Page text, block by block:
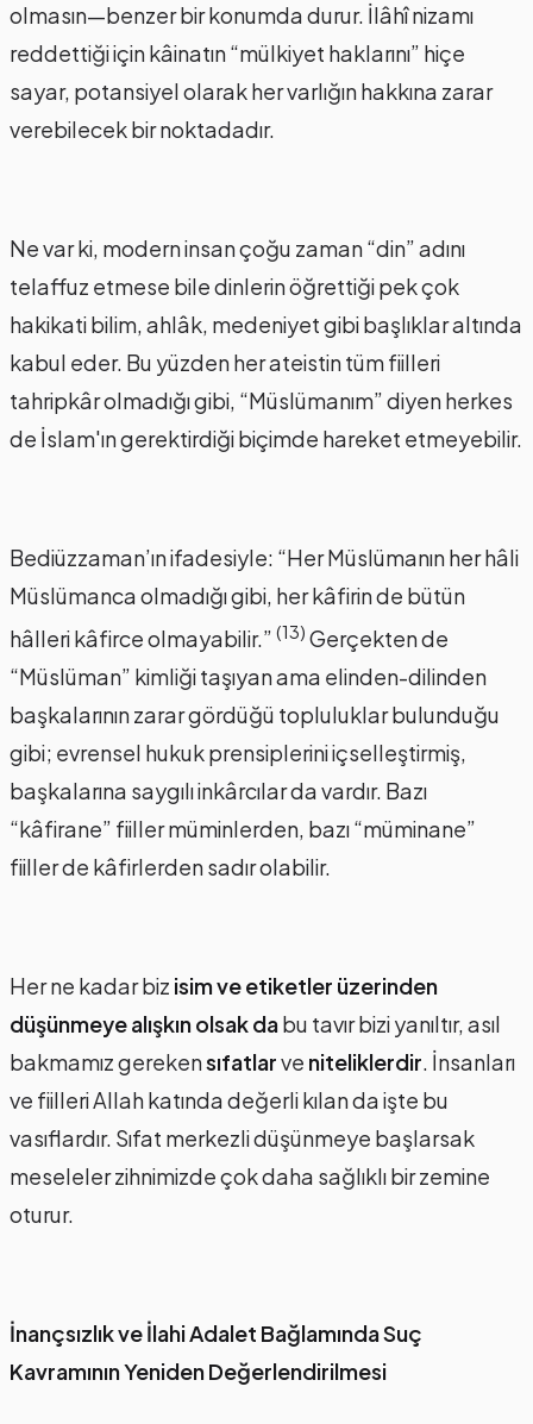
olmasın—benzer bir konumda durur. İlâhî nizamı
reddettiği için kâinatın “mülkiyet haklarını” hiçe
sayar, potansiyel olarak her varlığın hakkına zarar
verebilecek bir noktadadır.
Ne var ki, modern insan çoğu zaman “din” adını
telaffuz etmese bile dinlerin öğrettiği pek çok
hakikati bilim, ahlâk, medeniyet gibi başlıklar altında
kabul eder. Bu yüzden her ateistin tüm fiilleri
tahripkâr olmadığı gibi, “Müslümanım” diyen herkes
de İslam'ın gerektirdiği biçimde hareket etmeyebilir.
Bediüzzaman’ın ifadesiyle: “Her Müslümanın her hâli
Müslümanca olmadığı gibi, her kâfirin de bütün
hâlleri kâfirce olmayabilir.” (13) Gerçekten de
“Müslüman” kimliği taşıyan ama elinden-dilinden
başkalarının zarar gördüğü topluluklar bulunduğu
gibi; evrensel hukuk prensiplerini içselleştirmiş,
başkalarına saygılı inkârcılar da vardır. Bazı
“kâfirane” fiiller müminlerden, bazı “müminane”
fiiller de kâfirlerden sadır olabilir.
Her ne kadar biz isim ve etiketler üzerinden
düşünmeye alışkın olsak dabu tavır bizi yanıltır, asıl
bakmamız gerekensıfatlarve niteliklerdir. İnsanları
ve fiilleri Allah katında değerli kılan da işte bu
vasıflardır. Sıfat merkezli düşünmeye başlarsak
meseleler zihnimizde çok daha sağlıklı bir zemine
oturur.
İnançsızlık ve İlahi Adalet Bağlamında Suç
Kavramının Yeniden Değerlendirilmesi